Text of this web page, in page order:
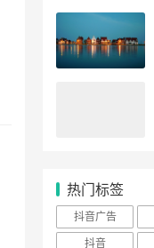
热门标签
抖音广告
抖音